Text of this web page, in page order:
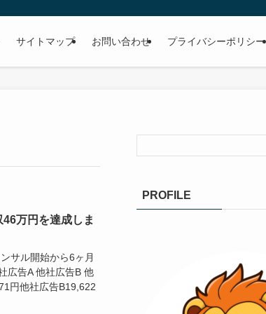
サイトマップ お問い合わせ プライバシーポリシー
万円を達成しま
サル開始から6ヶ月
広告A 他社広告B 他
円他社広告B19,622
PROFILE